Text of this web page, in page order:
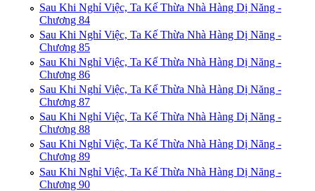
Sau Khi Nghỉ Việc, Ta Kế Thừa Nhà Hàng Dị Năng -
Chương 84
Sau Khi Nghỉ Việc, Ta Kế Thừa Nhà Hàng Dị Năng -
Chương 85
Sau Khi Nghỉ Việc, Ta Kế Thừa Nhà Hàng Dị Năng -
Chương 86
Sau Khi Nghỉ Việc, Ta Kế Thừa Nhà Hàng Dị Năng -
Chương 87
Sau Khi Nghỉ Việc, Ta Kế Thừa Nhà Hàng Dị Năng -
Chương 88
Sau Khi Nghỉ Việc, Ta Kế Thừa Nhà Hàng Dị Năng -
Chương 89
Sau Khi Nghỉ Việc, Ta Kế Thừa Nhà Hàng Dị Năng -
Chương 90